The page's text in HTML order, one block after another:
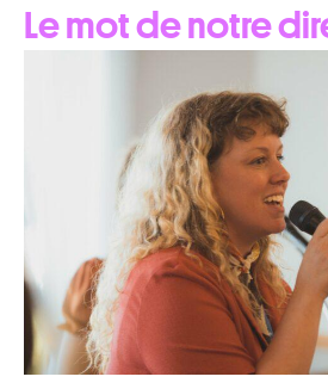
Le mot de notre